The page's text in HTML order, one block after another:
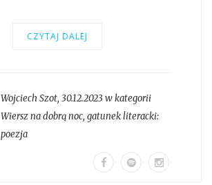
CZYTAJ DALEJ
Wojciech Szot, 30.12.2023 w kategorii
Wiersz na dobrą noc, gatunek literacki:
poezja